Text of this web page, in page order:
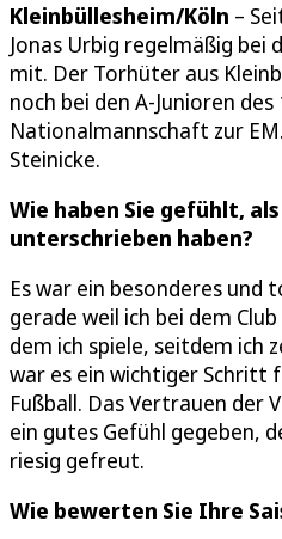
Kleinbüllesheim/Köln –
Jonas Urbig regelmäßig bei
mit. Der Torhüter aus
noch bei den A-Junioren
Nationalmannschaft zur
Steinicke.
Wie haben Sie gefühlt,
unterschrieben haben?
Es war ein besonderes und
gerade weil ich bei dem
dem ich spiele, seitdem ich
war es ein wichtiger Schritt
Fußball. Das Vertrauen
ein gutes Gefühl gegeben,
riesig gefreut.
Wie bewerten Sie Ihre